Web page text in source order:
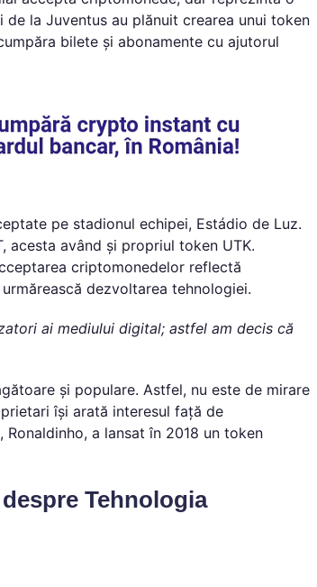
la Juventus au plănuit crearea unui token
bilete și abonamente cu ajutorul
pe stadionul echipei, Estádio de Luz.
acesta având și propriul token UTK.
criptomonedelor reflectă
dezvoltarea tehnologiei.
ai mediului digital; astfel am decis că
și populare. Astfel, nu este de mirare
își arată interesul față de
a lansat în 2018 un token
Tehnologia